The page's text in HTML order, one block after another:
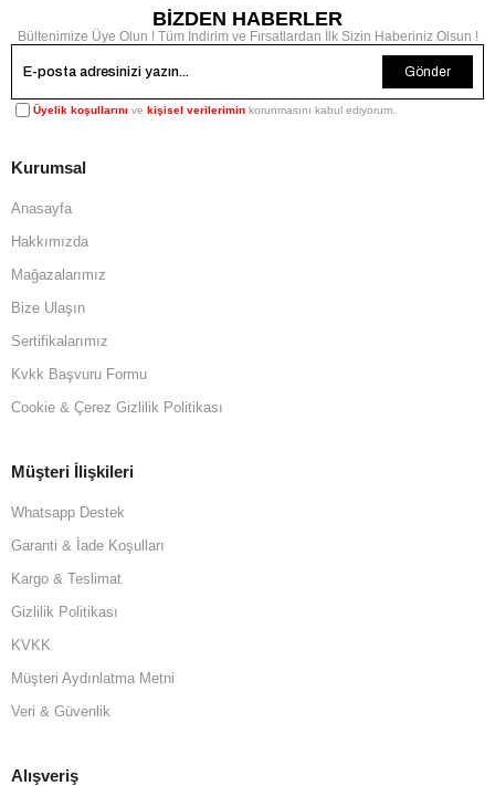
BİZDEN HABERLER
Bültenimize Üye Olun ! Tüm İndirim ve Fırsatlardan İlk Sizin Haberiniz Olsun !
Gönder
Üyelik koşullarını ve kişisel verilerimin korunmasını kabul ediyorum.
Kurumsal
Anasayfa
Hakkımızda
Mağazalarımız
Bize Ulaşın
Sertifikalarımız
Kvkk Başvuru Formu
Cookie & Çerez Gizlilik Politikası
Müşteri İlişkileri
Whatsapp Destek
Garanti & İade Koşulları
Kargo & Teslimat
Gizlilik Politikası
KVKK
Müşteri Aydınlatma Metni
Veri & Güvenlik
Alışveriş